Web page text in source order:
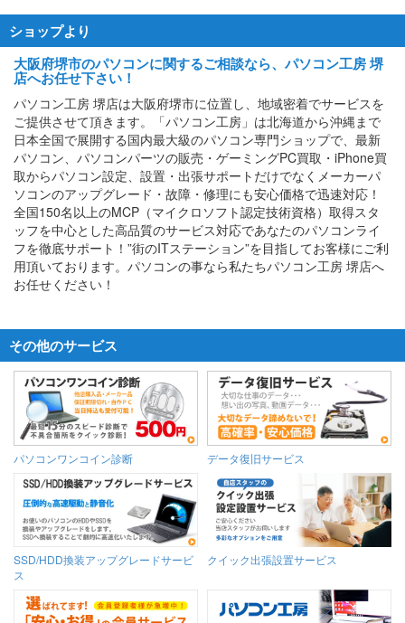
ショップより
大阪府堺市のパソコンに関するご相談なら、パソコン工房 堺
店へお任せ下さい！
パソコン工房 堺店は大阪府堺市に位置し、地域密着でサービスを
ご提供させて頂きます。「パソコン工房」は北海道から沖縄まで
日本全国で展開する国内最大級のパソコン専門ショップで、最新
パソコン、パソコンパーツの販売・ゲーミングPC買取・iPhone買
取からパソコン設定、設置・出張サポートだけでなくメーカーパ
ソコンのアップグレード・故障・修理にも安心価格で迅速対応！
全国150名以上のMCP（マイクロソフト認定技術資格）取得スタ
ッフを中心とした高品質のサービス対応であなたのパソコンライ
フを徹底サポート！”街のITステーション”を目指してお客様にご利
用頂いております。パソコンの事なら私たちパソコン工房 堺店へ
お任せください！
その他のサービス
パソコンワンコイン診断 データ復旧サービス
SSD/HDD換装アップグレードサービ
ス
クイック出張設置サービス